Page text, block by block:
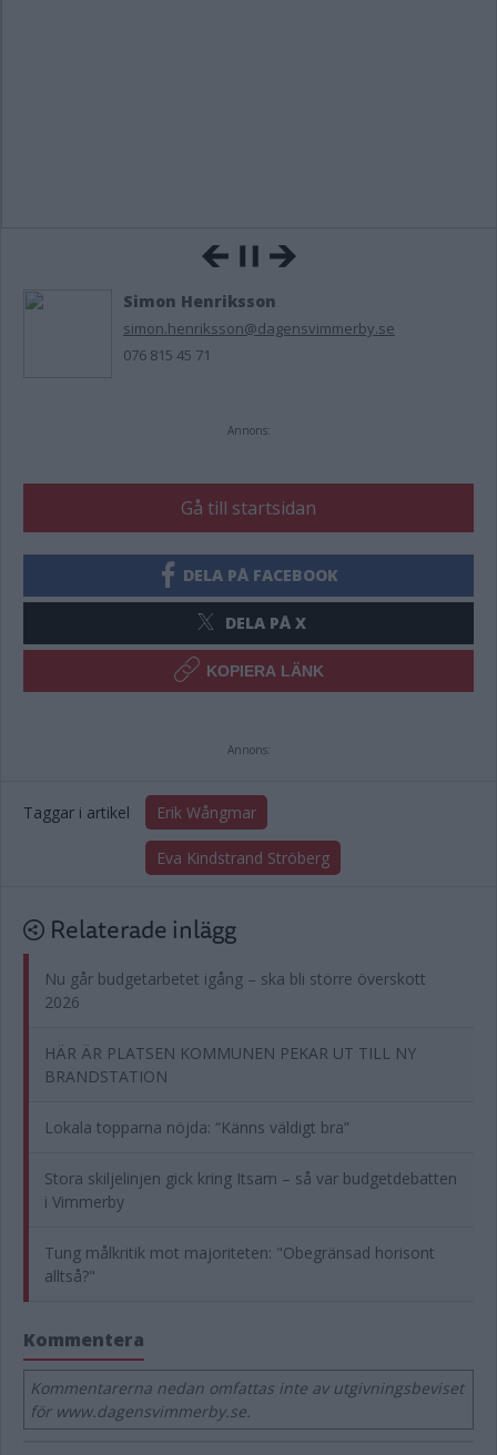
Simon Henriksson
simon.henriksson@dagensvimmerby.se
076 815 45 71
Annons:
Gå till startsidan
DELA PÅ FACEBOOK
DELA PÅ X
KOPIERA LÄNK
Annons:
Taggar i artikel Erik Wångmar
Eva Kindstrand Ströberg
Relaterade inlägg
Nu går budgetarbetet igång – ska bli större överskott
2026
HÄR ÄR PLATSEN KOMMUNEN PEKAR UT TILL NY
BRANDSTATION
Lokala topparna nöjda: “Känns väldigt bra”
Stora skiljelinjen gick kring Itsam – så var budgetdebatten
i Vimmerby
Tung målkritik mot majoriteten: "Obegränsad horisont
alltså?"
Kommentera
Kommentarerna nedan omfattas inte av utgivningsbeviset
för www.dagensvimmerby.se.